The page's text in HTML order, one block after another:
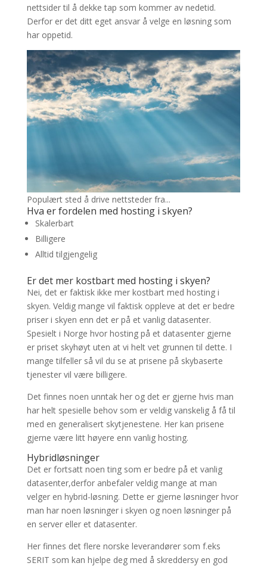
nettsider til å dekke tap som kommer av nedetid.
Derfor er det ditt eget ansvar å velge en løsning som
har oppetid.
Populært sted å drive nettsteder fra...
Hva er fordelen med hosting i skyen?
Skalerbart
Billigere
Alltid tilgjengelig
Er det mer kostbart med hosting i skyen?
Nei, det er faktisk ikke mer kostbart med hosting i
skyen. Veldig mange vil faktisk oppleve at det er bedre
priser i skyen enn det er på et vanlig datasenter.
Spesielt i Norge hvor hosting på et datasenter gjerne
er priset skyhøyt uten at vi helt vet grunnen til dette. I
mange tilfeller så vil du se at prisene på skybaserte
tjenester vil være billigere.
Det finnes noen unntak her og det er gjerne hvis man
har helt spesielle behov som er veldig vanskelig å få til
med en generalisert skytjenestene. Her kan prisene
gjerne være litt høyere enn vanlig hosting.
Hybridløsninger
Det er fortsatt noen ting som er bedre på et vanlig
datasenter,derfor anbefaler veldig mange at man
velger en hybrid-løsning. Dette er gjerne løsninger hvor
man har noen løsninger i skyen og noen løsninger på
en server eller et datasenter.
Her finnes det flere norske leverandører som f.eks
SERIT som kan hjelpe deg med å skreddersy en god